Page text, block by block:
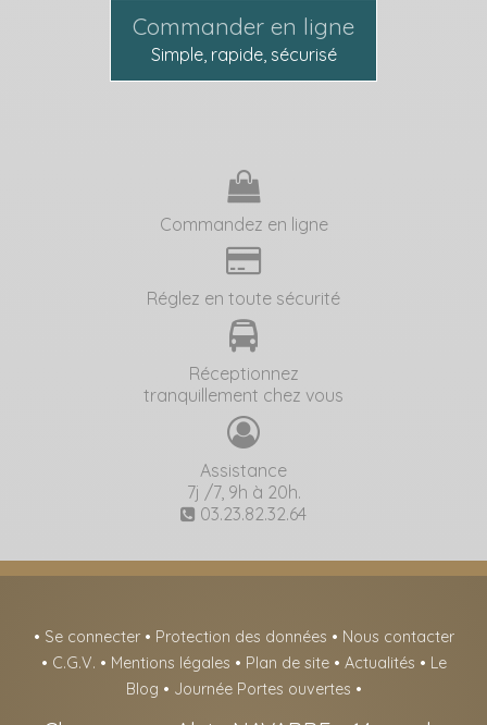
Commander en ligne
Simple, rapide, sécurisé
Commandez en ligne
Réglez en toute sécurité
Réceptionnez
tranquillement chez vous
Assistance
7j /7, 9h à 20h.
03.23.82.32.64
• Se connecter • Protection des données • Nous contacter
• C.G.V. • Mentions légales • Plan de site • Actualités • Le
Blog • Journée Portes ouvertes •